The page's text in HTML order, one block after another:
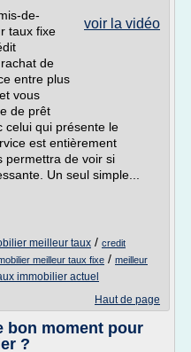
voir la vidéo
de-
taux fixe
de
entre plus
vous
de prêt
celui qui présente le
est entièrement
permettra de voir si
Un seul simple...
meilleur taux / credit
meilleur taux fixe / meilleur
immobilier actuel
Haut de page
bon moment pour
?